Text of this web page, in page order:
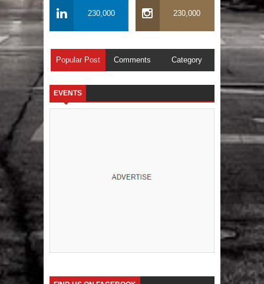
230,000 230,000
Popular Post Comments Category
EVENTS